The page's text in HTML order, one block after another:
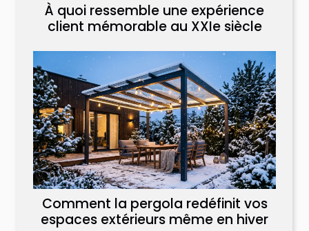
À quoi ressemble une expérience
client mémorable au XXIe siècle
Comment la pergola redéfinit vos
espaces extérieurs même en hiver